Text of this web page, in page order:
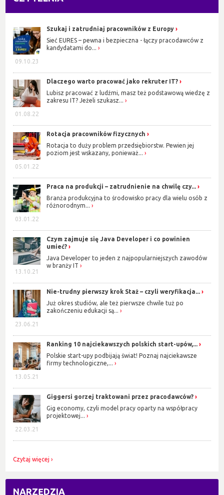
09.10.23
Szukaj i zatrudniaj pracowników z Europy
Sieć EURES – pewna i bezpieczna - łączy pracodawców z
kandydatami do...
01.08.22
Dlaczego warto pracować jako rekruter IT?
Lubisz pracować z ludźmi, masz też podstawową wiedzę z
zakresu IT? Jeżeli szukasz...
05.01.22
Rotacja pracowników fizycznych
Rotacja to duży problem przedsiębiorstw. Pewien jej
poziom jest wskazany, ponieważ...
03.01.22
Praca na produkcji – zatrudnienie na chwilę czy...
Branża produkcyjna to środowisko pracy dla wielu osób z
różnorodnym...
13.10.21
Czym zajmuje się Java Developer i co powinien
umieć?
Java Developer to jeden z najpopularniejszych zawodów
w branży IT
23.06.21
Nie-trudny pierwszy krok Staż – czyli weryfikacja...
Już okres studiów, ale też pierwsze chwile tuż po
zakończeniu edukacji są...
13.05.21
Ranking 10 najciekawszych polskich start-upów,...
Polskie start-upy podbijają świat! Poznaj najciekawsze
firmy technologiczne,...
22.03.21
Giggersi gorzej traktowani przez pracodawców?
Gig economy, czyli model pracy oparty na współpracy
projektowej...
Czytaj więcej
NARZĘDZIA